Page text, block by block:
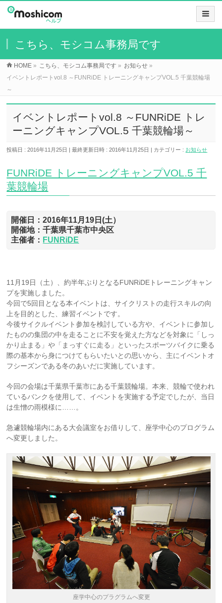
こちら、モシコム事務局です
HOME » こちら、モシコム事務局です » お知らせ »
イベントレポートvol.8 ～FUNRiDE トレーニングキャンプVOL.5 千葉競輪場
～
イベントレポートvol.8 ～FUNRiDE トレ
ーニングキャンプVOL.5 千葉競輪場～
投稿日 : 2016年11月25日 最終更新日時 : 2016年11月25日 カテゴリー : お知らせ
FUNRiDE トレーニングキャンプVOL.5 千
葉競輪場
開催日：2016年11月19日(土）
開催地：千葉県千葉市中央区
主催者： FUNRiDE
11月19日（土）、約半年ぶりとなるFUNRiDEトレーニングキャン
プを実施しました。
今回で5回目となる本イベントは、サイクリストの走行スキルの向
上を目的とした、練習イベントです。
今後サイクルイベント参加を検討している方や、イベントに参加し
たものの集団の中を走ることに不安を覚えた方などを対象に「しっ
かり止まる」や「まっすぐに走る」といったスポーツバイクに乗る
際の基本から身につけてもらいたいとの思いから、主にイベントオ
フシーズンである冬のあいだに実施しています。
今回の会場は千葉県千葉市にある千葉競輪場。本来、競輪で使われ
ているバンクを使用して、イベントを実施する予定でしたが、当日
は生憎の雨模様に……。
急遽競輪場内にある大会議室をお借りして、座学中心のプログラム
へ変更しました。
座学中心のプラグラムへ変更